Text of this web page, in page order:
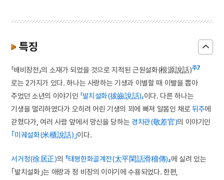
특징
「배비장전」의 소재가 되었을 것으로 지적된 근원설화(根源說話)주7
로는 2가지가 있다. 하나는 사랑하는 기생과 이별할 때 이빨을 뽑아
주었던 소년의 이야기인 「발치설화(拔齒說話)」이다. 다른 하나는
기생을 멀리하였다가 오히려 어린 기생의 꾀에 빠져 알몸인 채로뒤주에
갇혔다가, 여러 사람 앞에서 망신을 당하는경차관(敬差官)의 이야기인
｢미궤설화(米櫃說話)｣이다.
서거정(徐居正)의 『태평한화골계전(太平閑話滑稽傳)』에 실려 있는
｢발치설화｣는 애랑과 정 비장의 이야기에 수용되었다. 한편,